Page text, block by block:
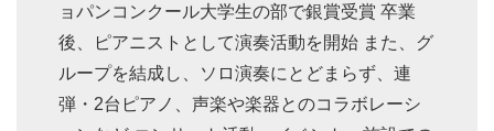
ョパンコンクール大学生の部で銀賞受賞 卒業
後、ピアニストとして演奏活動を開始 また、グ
ループを結成し、ソロ演奏にとどまらず、連
弾・2台ピアノ、声楽や楽器とのコラボレーシ